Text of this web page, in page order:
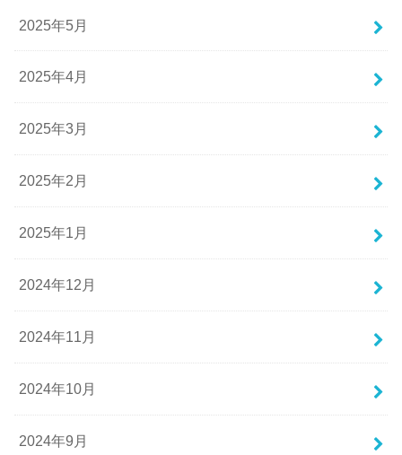
2025年5月
2025年4月
2025年3月
2025年2月
2025年1月
2024年12月
2024年11月
2024年10月
2024年9月